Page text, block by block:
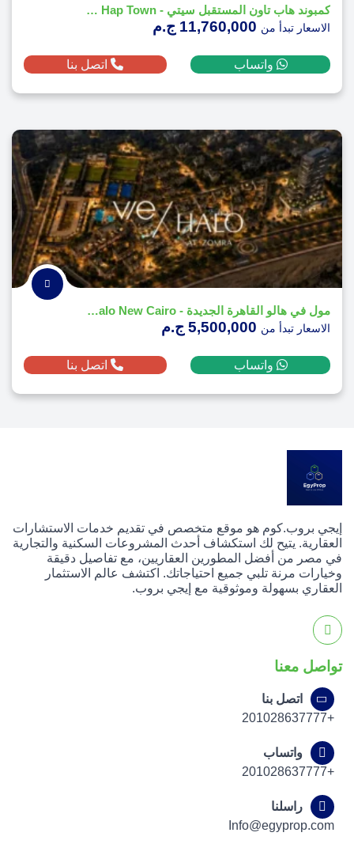
كمبوند هاب تاون المستقبل سيتي - Compound Hap Town
الاسعار تبدأ من
واتساب اتصل بنا
مول في هالو القاهرة الجديدة - Vie Halo New Cairo
الاسعار تبدأ من
واتساب اتصل بنا
إيجي بروب.كوم هو موقع متخصص في تقديم خدمات الاستشارات
العقارية. يتيح لك استكشاف أحدث المشروعات السكنية والتجارية
في مصر من أفضل المطورين العقاريين، مع تفاصيل دقيقة
وخيارات مرنة تلبي جميع احتياجاتك. اكتشف عالم الاستثمار
العقاري بسهولة وموثوقية مع إيجي بروب.
تواصل معنا
اتصل بنا
+201028637777
واتساب
+201028637777
راسلنا
Info@egyprop.com